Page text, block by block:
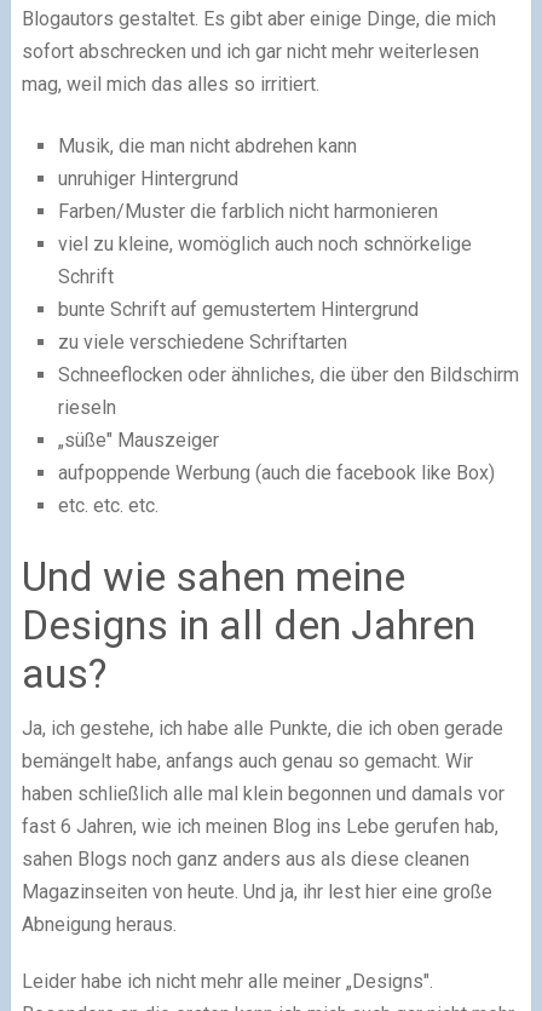
Blogautors gestaltet. Es gibt aber einige Dinge, die mich
sofort abschrecken und ich gar nicht mehr weiterlesen
mag, weil mich das alles so irritiert.
Musik, die man nicht abdrehen kann
unruhiger Hintergrund
Farben/Muster die farblich nicht harmonieren
viel zu kleine, womöglich auch noch schnörkelige
Schrift
bunte Schrift auf gemustertem Hintergrund
zu viele verschiedene Schriftarten
Schneeflocken oder ähnliches, die über den Bildschirm
rieseln
„süße" Mauszeiger
aufpoppende Werbung (auch die facebook like Box)
etc. etc. etc.
Und wie sahen meine
Designs in all den Jahren
aus?
Ja, ich gestehe, ich habe alle Punkte, die ich oben gerade
bemängelt habe, anfangs auch genau so gemacht. Wir
haben schließlich alle mal klein begonnen und damals vor
fast 6 Jahren, wie ich meinen Blog ins Lebe gerufen hab,
sahen Blogs noch ganz anders aus als diese cleanen
Magazinseiten von heute. Und ja, ihr lest hier eine große
Abneigung heraus.
Leider habe ich nicht mehr alle meiner „Designs".